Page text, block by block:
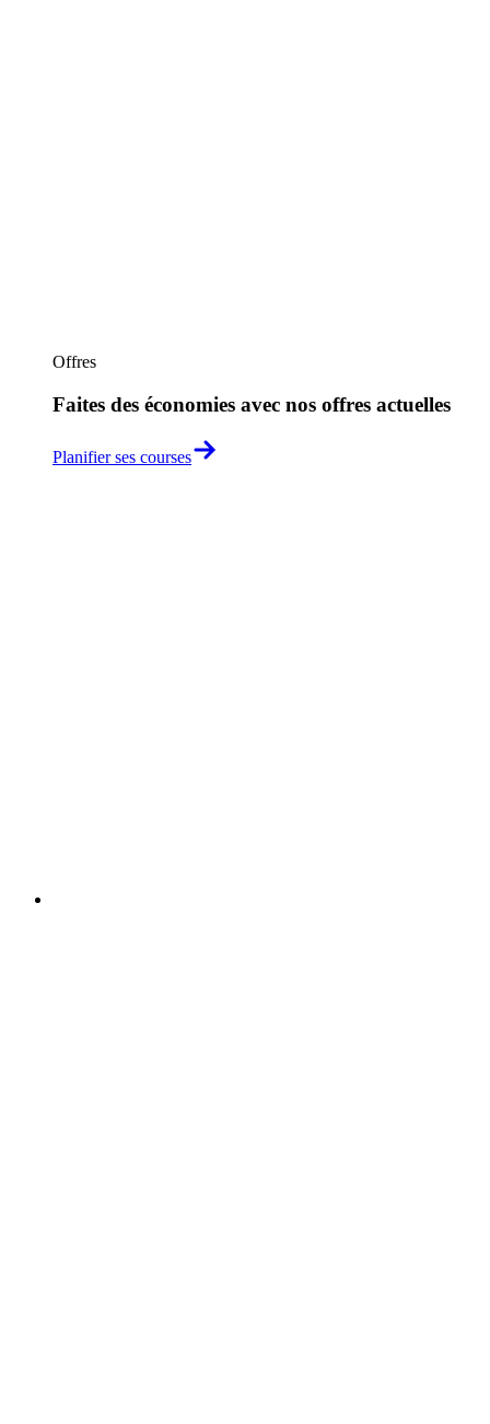
Offres
Faites des économies avec nos offres actuelles
Planifier ses courses